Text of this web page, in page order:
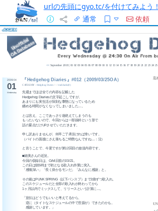
urlの先頭にgyo.tc/を付けてみよう！
通常
依頼